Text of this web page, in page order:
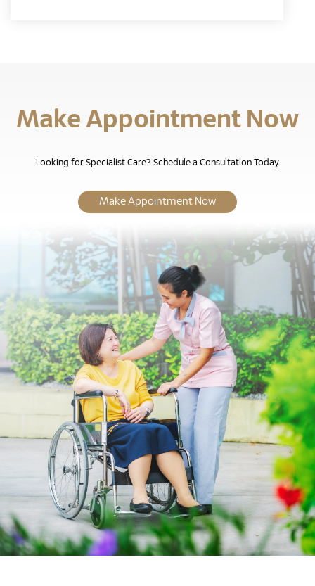
Make Appointment Now
Looking for Specialist Care? Schedule a Consultation Today.
Make Appointment Now